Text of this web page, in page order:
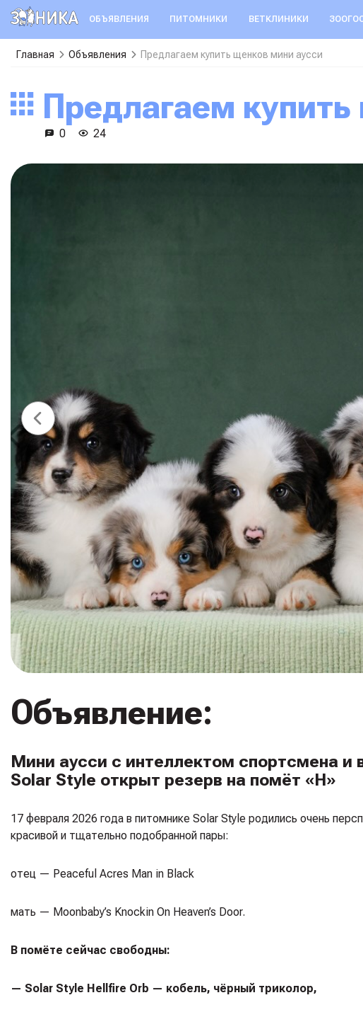
ОБЪЯВЛЕНИЯ ПИТОМНИКИ ВЕТКЛИНИКИ
Главная Объявления Предлагаем купить щенков мини аусси
Предлагаем
0 24
Объявление:
Мини аусси с интеллектом спортсмена
Solar Style открыт резерв на помёт «H»
17 февраля 2026 года в питомнике Solar Style родились очень
красивой и тщательно подобранной пары:
отец — Peaceful Acres Man in Black
мать — Moonbaby’s Knockin On Heaven’s Door.
В помёте сейчас свободны:
— Solar Style Hellfire Orb — кобель, чёрный триколор,